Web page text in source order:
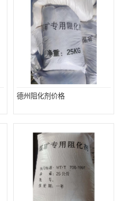
德州阻化剂价格
抑尘剂